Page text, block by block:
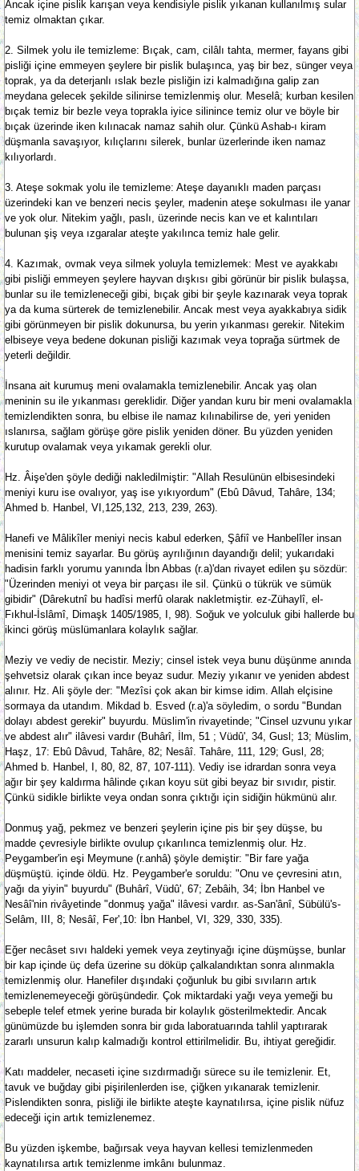
Ancak içine pislik karışan veya kendisiyle pislik yıkanan kullanılmış sular
temiz olmaktan çıkar.
2. Silmek yolu ile temizleme: Bıçak, cam, cilâlı tahta, mermer, fayans gibi
pisliği içine emmeyen şeylere bir pislik bulaşınca, yaş bir bez, sünger veya
toprak, ya da deterjanlı ıslak bezle pisliğin izi kalmadığına galip zan
meydana gelecek şekilde silinirse temizlenmiş olur. Meselâ; kurban kesilen
bıçak temiz bir bezle veya toprakla iyice silinince temiz olur ve böyle bir
bıçak üzerinde iken kılınacak namaz sahih olur. Çünkü Ashab-ı kiram
düşmanla savaşıyor, kılıçlarını silerek, bunlar üzerlerinde iken namaz
kılıyorlardı.
3. Ateşe sokmak yolu ile temizleme: Ateşe dayanıklı maden parçası
üzerindeki kan ve benzeri necis şeyler, madenin ateşe sokulması ile yanar
ve yok olur. Nitekim yağlı, paslı, üzerinde necis kan ve et kalıntıları
bulunan şiş veya ızgaralar ateşte yakılınca temiz hale gelir.
4. Kazımak, ovmak veya silmek yoluyla temizlemek: Mest ve ayakkabı
gibi pisliği emmeyen şeylere hayvan dışkısı gibi görünür bir pislik bulaşsa,
bunlar su ile temizleneceği gibi, bıçak gibi bir şeyle kazınarak veya toprak
ya da kuma sürterek de temizlenebilir. Ancak mest veya ayakkabıya sidik
gibi görünmeyen bir pislik dokunursa, bu yerin yıkanması gerekir. Nitekim
elbiseye veya bedene dokunan pisliği kazımak veya toprağa sürtmek de
yeterli değildir.
İnsana ait kurumuş meni ovalamakla temizlenebilir. Ancak yaş olan
meninin su ile yıkanması gereklidir. Diğer yandan kuru bir meni ovalamakla
temizlendikten sonra, bu elbise ile namaz kılınabilirse de, yeri yeniden
ıslanırsa, sağlam görüşe göre pislik yeniden döner. Bu yüzden yeniden
kurutup ovalamak veya yıkamak gerekli olur.
Hz. Âişe'den şöyle dediği nakledilmiştir: "Allah Resulünün elbisesindeki
meniyi kuru ise ovalıyor, yaş ise yıkıyordum" (Ebû Dâvud, Tahâre, 134;
Ahmed b. Hanbel, VI,125,132, 213, 239, 263).
Hanefi ve Mâlikîler meniyi necis kabul ederken, Şâfiî ve Hanbelîler insan
menisini temiz sayarlar. Bu görüş ayrılığının dayandığı delil; yukarıdaki
hadisin farklı yorumu yanında İbn Abbas (r.a)'dan rivayet edilen şu sözdür:
"Üzerinden meniyi ot veya bir parçası ile sil. Çünkü o tükrük ve sümük
gibidir" (Dârekutnî bu hadîsi merfû olarak nakletmiştir. ez-Zühaylî, el-
Fıkhul-İslâmî, Dimaşk 1405/1985, I, 98). Soğuk ve yolculuk gibi hallerde bu
ikinci görüş müslümanlara kolaylık sağlar.
Meziy ve vediy de necistir. Meziy; cinsel istek veya bunu düşünme anında
şehvetsiz olarak çıkan ince beyaz sudur. Meziy yıkanır ve yeniden abdest
alınır. Hz. Ali şöyle der: "Mezîsi çok akan bir kimse idim. Allah elçisine
sormaya da utandım. Mikdad b. Esved (r.a)'a söyledim, o sordu "Bundan
dolayı abdest gerekir" buyurdu. Müslim'in rivayetinde; "Cinsel uzvunu yıkar
ve abdest alır" ilâvesi vardır (Buhârî, İlm, 51 ; Vüdû', 34, Gusl; 13; Müslim,
Haşz, 17: Ebû Dâvud, Tahâre, 82; Nesâî. Tahâre, 111, 129; Gusl, 28;
Ahmed b. Hanbel, I, 80, 82, 87, 107-111). Vediy ise idrardan sonra veya
ağır bir şey kaldırma hâlinde çıkan koyu süt gibi beyaz bir sıvıdır, pistir.
Çünkü sidikle birlikte veya ondan sonra çıktığı için sidiğin hükmünü alır.
Donmuş yağ, pekmez ve benzeri şeylerin içine pis bir şey düşse, bu
madde çevresiyle birlikte ovulup çıkarılınca temizlenmiş olur. Hz.
Peygamber'in eşi Meymune (r.anhâ) şöyle demiştir: "Bir fare yağa
düşmüştü. içinde öldü. Hz. Peygamber'e soruldu: "Onu ve çevresini atın,
yağı da yiyin" buyurdu" (Buhârî, Vüdû', 67; Zebâih, 34; İbn Hanbel ve
Nesâî'nin rivâyetinde "donmuş yağa" ilâvesi vardır. as-San'ânî, Sübülü's-
Selâm, III, 8; Nesâî, Fer',10: İbn Hanbel, VI, 329, 330, 335).
Eğer necâset sıvı haldeki yemek veya zeytinyağı içine düşmüşse, bunlar
bir kap içinde üç defa üzerine su döküp çalkalandıktan sonra alınmakla
temizlenmiş olur. Hanefiler dışındaki çoğunluk bu gibi sıvıların artık
temizlenemeyeceği görüşündedir. Çok miktardaki yağı veya yemeği bu
sebeple telef etmek yerine burada bir kolaylık gösterilmektedir. Ancak
günümüzde bu işlemden sonra bir gıda laboratuarında tahlil yaptırarak
zararlı unsurun kalıp kalmadığı kontrol ettirilmelidir. Bu, ihtiyat gereğidir.
Katı maddeler, necaseti içine sızdırmadığı sürece su ile temizlenir. Et,
tavuk ve buğday gibi pişirilenlerden ise, çiğken yıkanarak temizlenir.
Pislendikten sonra, pisliği ile birlikte ateşte kaynatılırsa, içine pislik nüfuz
edeceği için artık temizlenemez.
Bu yüzden işkembe, bağırsak veya hayvan kellesi temizlenmeden
kaynatılırsa artık temizlenme imkânı bulunmaz.